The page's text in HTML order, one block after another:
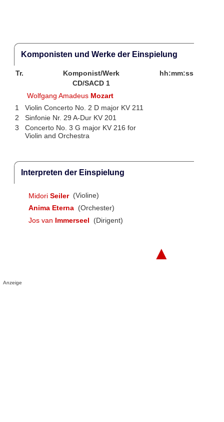
Komponisten und Werke der Einspielung
Tr. Komponist/Werk
hh:mm:ss
CD/SACD 1
Wolfgang Amadeus Mozart
1
Violin Concerto No. 2 D major KV 211
2
Sinfonie Nr. 29 A-Dur KV 201
3
Concerto No. 3 G major KV 216 for
Violin and Orchestra
Interpreten der Einspielung
Midori Seiler (Violine)
Anima Eterna (Orchester)
Jos van Immerseel (Dirigent)
▲
Anzeige